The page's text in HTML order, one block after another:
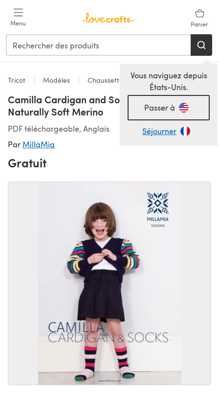
Menu Panier
Vous naviguez depuis
États-Unis.
Passer à
Séjourner
Tricot Modèles Chaussettes
Camilla Cardigan and Socks in MillaMia
Naturally Soft Merino
PDF téléchargeable, Anglais
Par MillaMia
Gratuit